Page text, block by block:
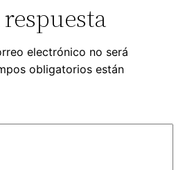
electrónico no será
obligatorios están